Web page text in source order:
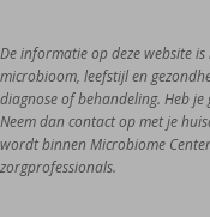
De informatie op deze website
microbioom, leefstijl en
diagnose of behandeling. Heb
Neem dan contact op met je
wordt binnen Microbiome
zorgprofessionals.